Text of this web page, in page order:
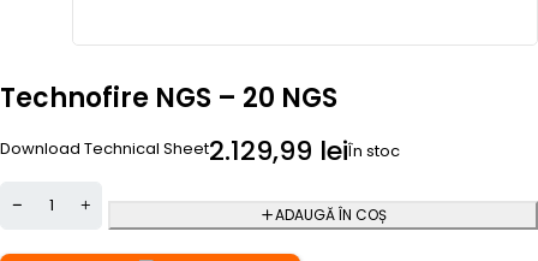
Technofire NGS – 20 NGS
Download Technical Sheet2.129,99 leiÎn stoc
ADAUGĂ ÎN COȘ